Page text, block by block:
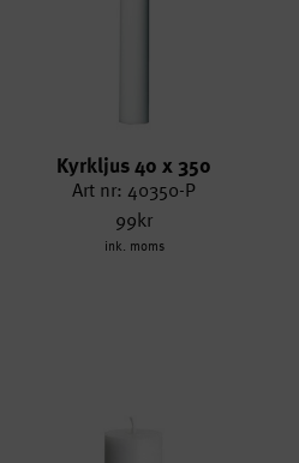
Kyrkljus 40 x 350
Art nr: 40350-P
99kr
ink. moms